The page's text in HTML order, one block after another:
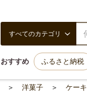
すべてのカテゴリ
おすすめ ふるさと納税
洋菓子 ケーキ